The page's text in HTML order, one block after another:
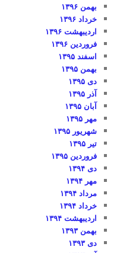
بهمن ۱۳۹۶
خرداد ۱۳۹۶
اردیبهشت ۱۳۹۶
فروردین ۱۳۹۶
اسفند ۱۳۹۵
بهمن ۱۳۹۵
دی ۱۳۹۵
آذر ۱۳۹۵
آبان ۱۳۹۵
مهر ۱۳۹۵
شهریور ۱۳۹۵
تیر ۱۳۹۵
فروردین ۱۳۹۵
دی ۱۳۹۴
مهر ۱۳۹۴
مرداد ۱۳۹۴
خرداد ۱۳۹۴
اردیبهشت ۱۳۹۴
بهمن ۱۳۹۳
دی ۱۳۹۳